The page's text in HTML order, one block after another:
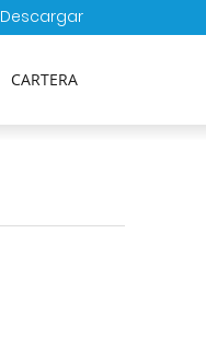
Descargar
CARTERA